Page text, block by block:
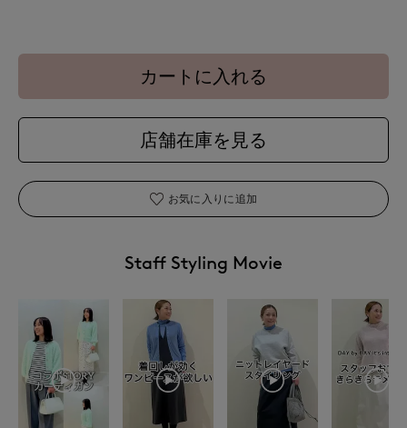
カートに入れる
店舗在庫を見る
お気に入りに追加
Staff Styling Movie